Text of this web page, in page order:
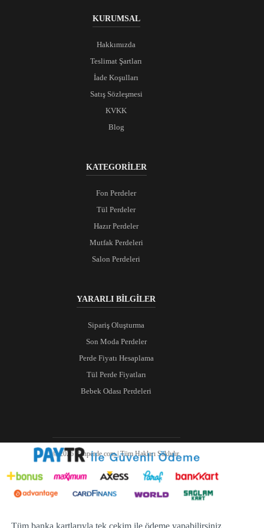
KURUMSAL
Hakkımızda
Teslimat Şartları
İade Koşulları
Satış Sözleşmesi
KVKK
Blog
KATEGORİLER
Fon Perdeler
Tül Perdeler
Hazır Perdeler
Mutfak Perdeleri
Salon Perdeleri
YARARLI BİLGİLER
Sipariş Oluşturma
Son Moda Perdeler
Perde Fiyatı Hesaplama
Tül Perde Fiyatları
Bebek Odası Perdeleri
© 2026 Ranperde.com | Tüm Hakları Saklıdır.
Tüm banka kartlarıyla tek çekim ile ödeme yapabilirsiniz